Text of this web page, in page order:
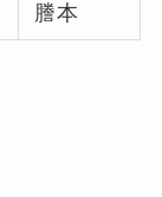
謄本